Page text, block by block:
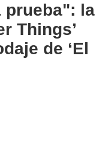
prueba": la
Things’
de ‘El